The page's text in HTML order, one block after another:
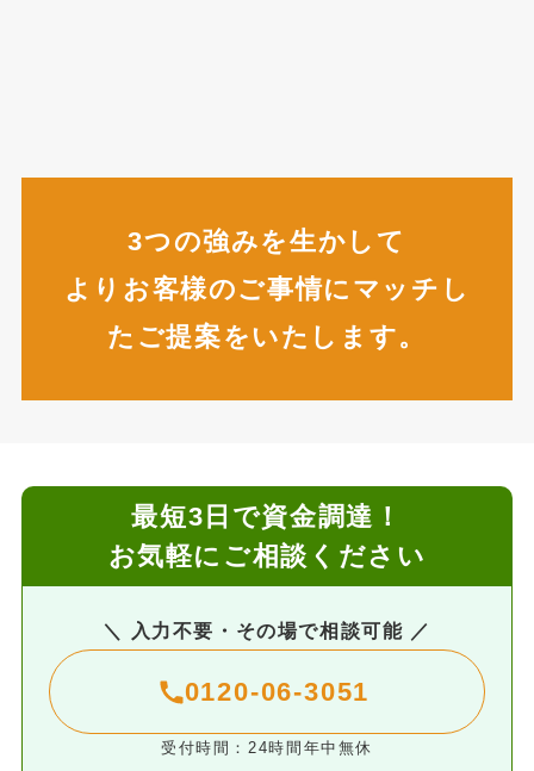
3つの強みを生かして
よりお客様のご事情にマッチし
たご提案をいたします。
最短3日で資金調達！
お気軽にご相談ください
＼ 入力不要・その場で相談可能 ／
0120-06-3051
受付時間：24時間年中無休